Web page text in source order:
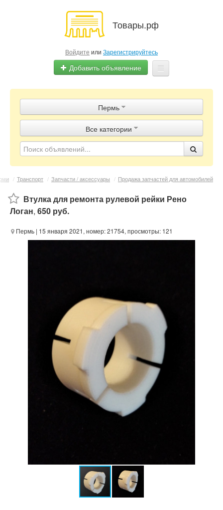
Товары.рф
Войдите или Зарегистрируйтесь
Добавить объявление
Объявления
Магазины
Контакты
Пермь
Все категории
/ Транспорт / Запчасти / аксессуары / Продажа запчастей для автомобилей
Втулка для ремонта рулевой рейки Рено
Логан, 650 руб.
Пермь | 15 января 2021, номер: 21754, просмотры: 121